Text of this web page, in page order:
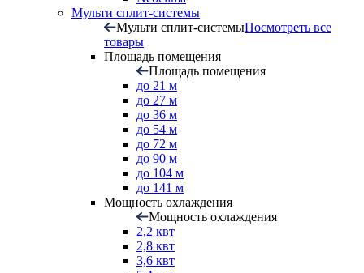
Мульти сплит-системы
Мульти сплит-системыПосмотреть все
товары
Площадь помещения
Площадь помещения
до 21 м
до 27 м
до 36 м
до 54 м
до 72 м
до 90 м
до 104 м
до 141 м
Мощность охлаждения
Мощность охлаждения
2,2 квт
2,8 квт
3,6 квт